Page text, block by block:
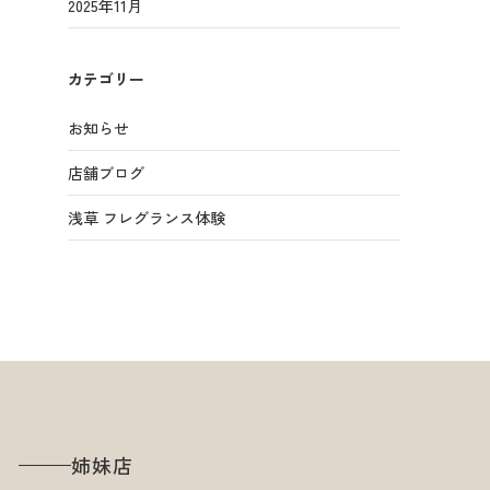
2025年11月
カテゴリー
お知らせ
店舗ブログ
浅草 フレグランス体験
姉妹店